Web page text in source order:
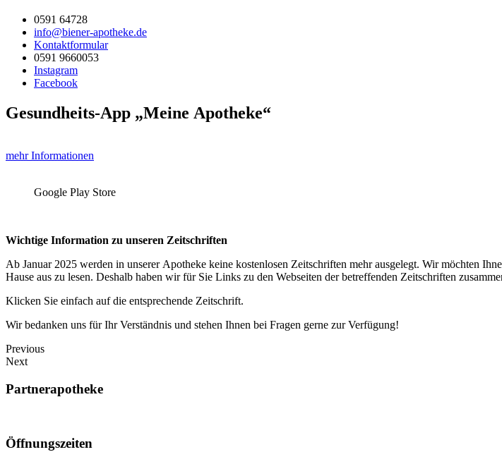
0591 64728
info@biener-apotheke.de
Kontaktformular
0591 9660053
Instagram
Facebook
Gesundheits-App „Meine Apotheke“
mehr Informationen
Google Play Store
Wichtige Information zu unseren Zeitschriften
Ab Januar 2025 werden in unserer Apotheke keine kostenlosen Zeitschriften mehr ausgelegt. Wir möchten
Hause aus zu lesen. Deshalb haben wir für Sie Links zu den Webseiten der betreffenden Zeitschriften
Klicken Sie einfach auf die entsprechende Zeitschrift.
Wir bedanken uns für Ihr Verständnis und stehen Ihnen bei Fragen gerne zur Verfügung!
Previous
Next
Partnerapotheke
Öffnungszeiten